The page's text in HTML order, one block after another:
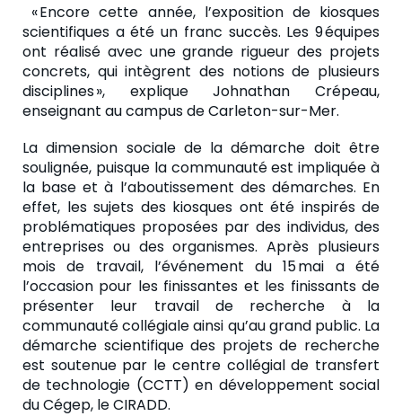
« Encore cette année, l’exposition de kiosques
scientifiques a été un franc succès. Les 9 équipes
ont réalisé avec une grande rigueur des projets
concrets, qui intègrent des notions de plusieurs
disciplines », explique Johnathan Crépeau,
enseignant au campus de Carleton-sur-Mer.
La dimension sociale de la démarche doit être
soulignée, puisque la communauté est impliquée à
la base et à l’aboutissement des démarches. En
effet, les sujets des kiosques ont été inspirés de
problématiques proposées par des individus, des
entreprises ou des organismes. Après plusieurs
mois de travail, l’événement du 15 mai a été
l’occasion pour les finissantes et les finissants de
présenter leur travail de recherche à la
communauté collégiale ainsi qu’au grand public. La
démarche scientifique des projets de recherche
est soutenue par le centre collégial de transfert
de technologie (CCTT) en développement social
du Cégep, le CIRADD.